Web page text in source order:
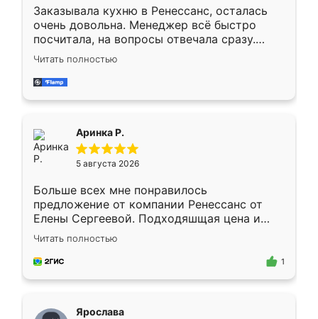
Заказывала кухню в Ренессанс, осталась
очень довольна. Менеджер всё быстро
посчитала, на вопросы отвечала сразу.
Замерщик приехал в субботу, подошёл к
делу со всей ответственностью. Собрали
за день, ребята работали аккуратно, даже
Читать полностью
Аринка Р.
5 августа 2026
Больше всех мне понравилось
предложение от компании Ренессанс от
Елены Сергеевой. Подходяшщая цена и
короткие сроки изготовления. Приехавший
для замера сотрудник Владислав
предложил по моему эскизу самый
Читать полностью
1
Ярослава